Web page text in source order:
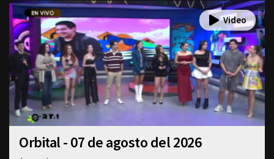
Orbital - 07 de agosto del 2026